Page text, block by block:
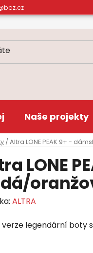
Naše projekty
/ Altra LONE PEAK 9+ -
LONE
ALTRA
verze legendární boty